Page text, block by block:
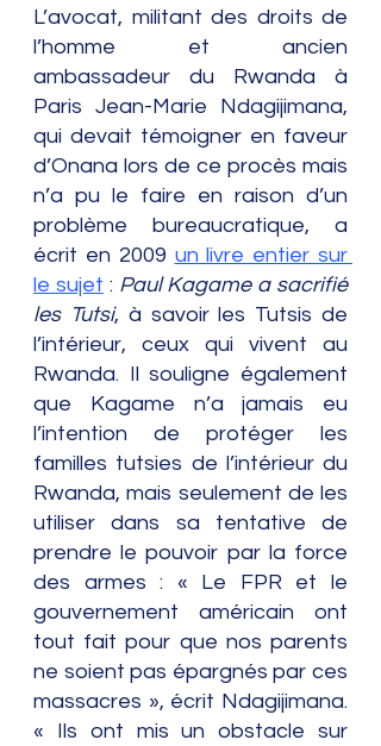
L’avocat, militant des droits de
l’homme et ancien
ambassadeur du Rwanda à
Paris Jean-Marie Ndagijimana,
qui devait témoigner en faveur
d’Onana lors de ce procès mais
n’a pu le faire en raison d’un
problème bureaucratique, a
écrit en 2009 un livre entier sur
le sujet : Paul Kagame a sacrifié
les Tutsi, à savoir les Tutsis de
l’intérieur, ceux qui vivent au
Rwanda. Il souligne également
que Kagame n’a jamais eu
l’intention de protéger les
familles tutsies de l’intérieur du
Rwanda, mais seulement de les
utiliser dans sa tentative de
prendre le pouvoir par la force
des armes : « Le FPR et le
gouvernement américain ont
tout fait pour que nos parents
ne soient pas épargnés par ces
massacres », écrit Ndagijimana.
« Ils ont mis un obstacle sur